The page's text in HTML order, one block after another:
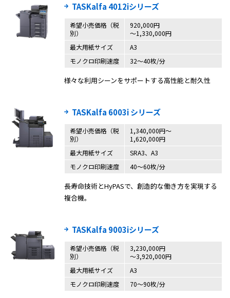
TASKalfa 4012iシリーズ
希望小売価格（税
別）
920,000円
～1,330,000円
最大用紙サイズ
A3
モノクロ印刷速度
32～40枚/分
様々な利用シーンをサポートする高性能と耐久性
TASKalfa 6003i シリーズ
希望小売価格（税
別）
1,340,000円〜
1,620,000円
最大用紙サイズ
SRA3、A3
モノクロ印刷速度
40〜60枚/分
長寿命技術とHyPASで、創造的な働き方を実現する
複合機。
TASKalfa 9003iシリーズ
希望小売価格（税
別）
3,230,000円
～3,920,000円
最大用紙サイズ
A3
モノクロ印刷速度
70～90枚/分